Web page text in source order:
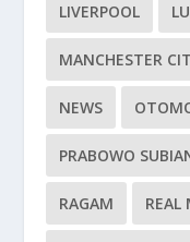
LIVERPOOL
MANCHESTER
NEWS
PRABOWO
RAGAM REAL